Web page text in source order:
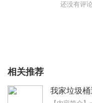
还没有评
相关推荐
我家垃圾桶